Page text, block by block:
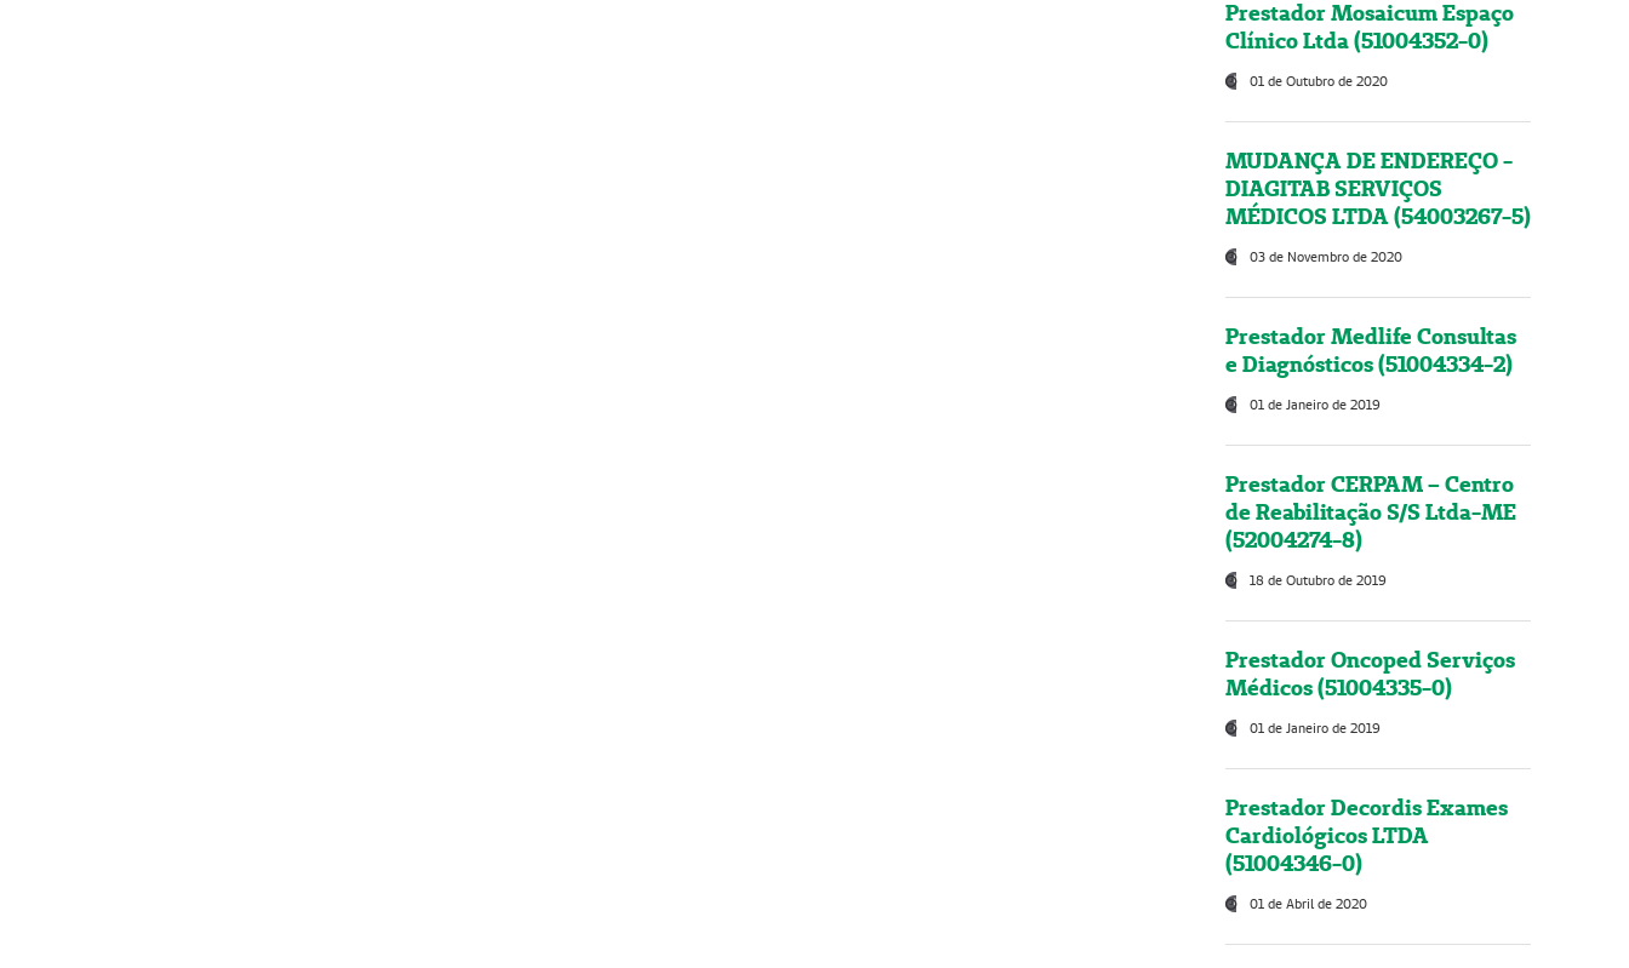
Prestador Mosaicum Espaço
Clínico Ltda (51004352-0)
01 de Outubro de 2020
MUDANÇA DE ENDEREÇO -
DIAGITAB SERVIÇOS
MÉDICOS LTDA (54003267-5)
03 de Novembro de 2020
Prestador Medlife Consultas
e Diagnósticos (51004334-2)
01 de Janeiro de 2019
Prestador CERPAM – Centro
de Reabilitação S/S Ltda-ME
(52004274-8)
18 de Outubro de 2019
Prestador Oncoped Serviços
Médicos (51004335-0)
01 de Janeiro de 2019
Prestador Decordis Exames
Cardiológicos LTDA
(51004346-0)
01 de Abril de 2020